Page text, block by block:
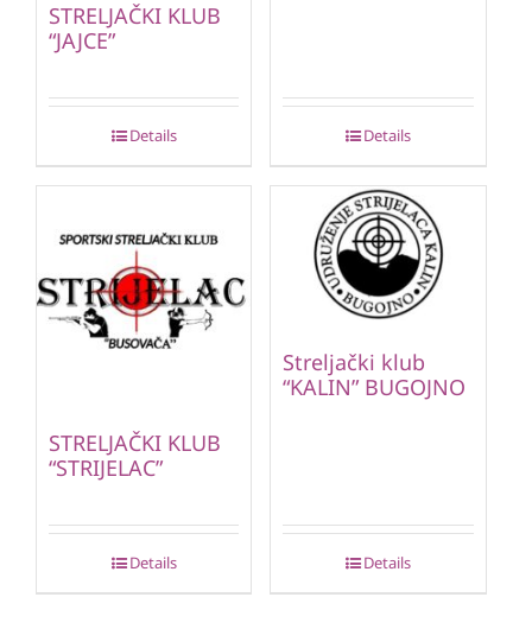
STRELJAČKI KLUB
“JAJCE”
Details Details
STRELJAČKI KLUB
“STRIJELAC”
Details
Streljački klub
“KALIN” BUGOJNO
Details